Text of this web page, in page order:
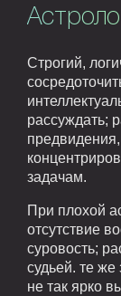
Строгий,
рассуждать;
задачам.
При плохой
отсутствие
суровость;
судьей. те
не так ярко